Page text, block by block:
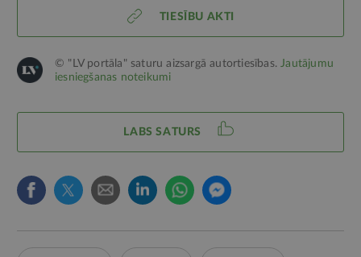
TIESĪBU AKTI
© "LV portāla" saturu aizsargā autortiesības.Jautājumu
iesniegšanas noteikumi
LABS SATURS